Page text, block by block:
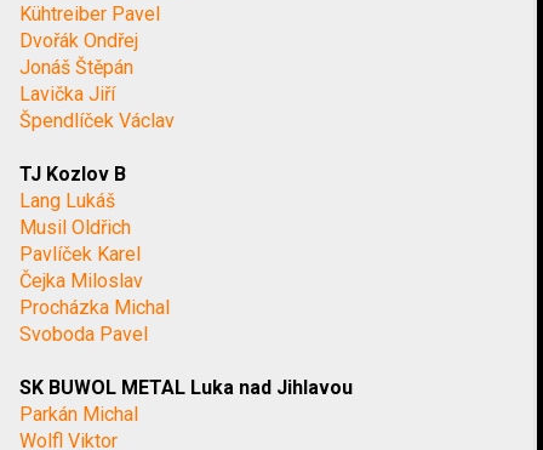
Kühtreiber Pavel
Dvořák Ondřej
Jonáš Štěpán
Lavička Jiří
Špendlíček Václav
TJ Kozlov B
Lang Lukáš
Musil Oldřich
Pavlíček Karel
Čejka Miloslav
Procházka Michal
Svoboda Pavel
SK BUWOL METAL Luka nad Jihlavou
Parkán Michal
Wolfl Viktor